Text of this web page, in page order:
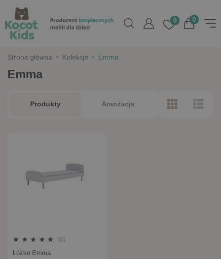
0
0
Strona główna Kolekcje Emma
Emma
Produkty Aranżacja
(0)
Łóżko Emma